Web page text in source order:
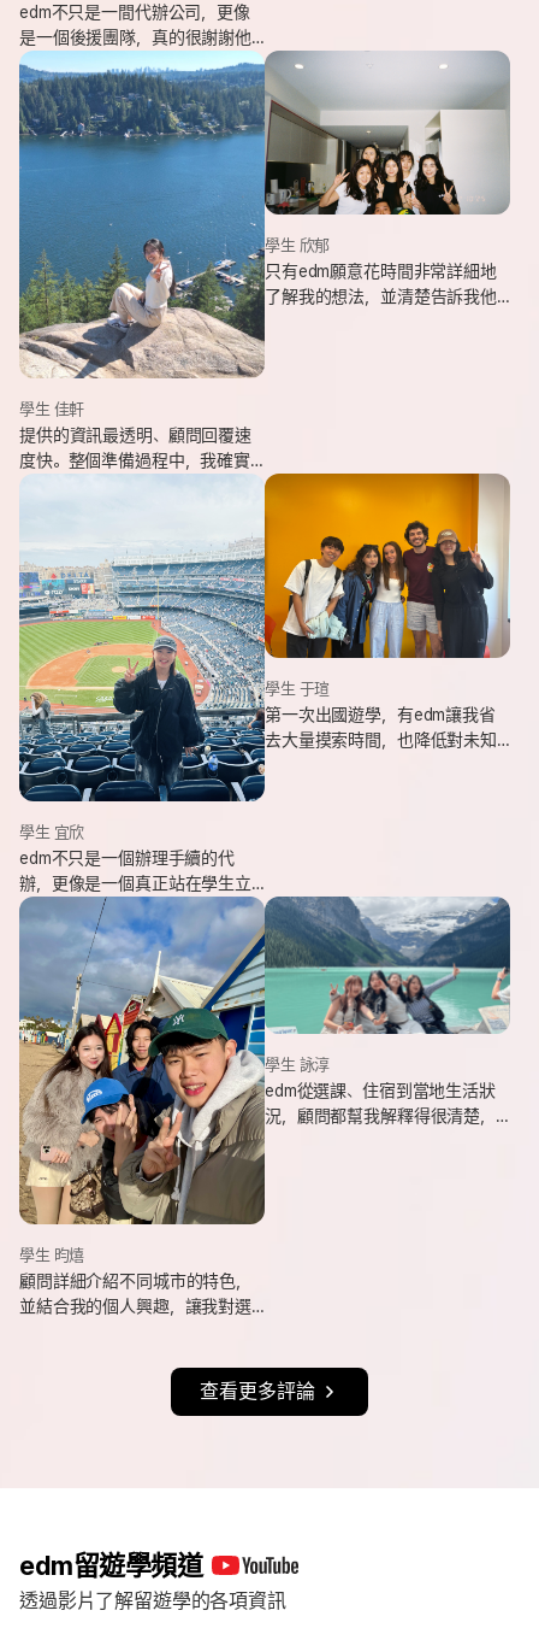
edm不只是一間代辦公司，更像
是一個後援團隊，真的很謝謝他
們的幫忙，讓我能安心出發，去
追逐我一直想完成的留遊學夢
想。
學生 佳軒
提供的資訊最透明、顧問回覆速
度快。整個準備過程中，我確實
也感受到edm的用心與專業。抵
學生 欣郁
只有edm願意花時間非常詳細地
了解我的想法，並清楚告訴我他
學生 宜欣
edm不只是一個辦理手續的代
辦，更像是一個真正站在學生立
場、陪伴並支持你完成留遊學夢
想的夥伴。這也是我會想推薦
edm的原因。
學生 于瑄
第一次出國遊學，有edm讓我省
去大量摸索時間，也降低對未知
學生 昀熺
顧問詳細介紹不同城市的特色，
並結合我的個人興趣，讓我對選
學生 詠淳
edm從選課、住宿到當地生活狀
況，顧問都幫我解釋得很清楚，
查看更多評論
edm留遊學頻道
透過影片了解留遊學的各項資訊